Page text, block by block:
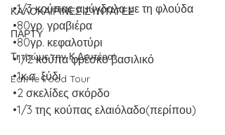
ΚΑΛΟΚΑΙΡΙΝΕΣ ΣΥΝΤΑΓΕΣ
ΠΑΡΤΥ
Τι τρώμε την Κ.Δευτέρα!
EatMe Food Tour
•1/3 κούπας αμύγδαλα με τη φλούδα
•80γρ. γραβιέρα
•80γρ. κεφαλοτύρι
•1/2 κούπα φρέσκο βασιλικό
•1κ.σ. ξύδι
•2 σκελίδες σκόρδο
•1/3 της κούπας ελαιόλαδο(περίπου)